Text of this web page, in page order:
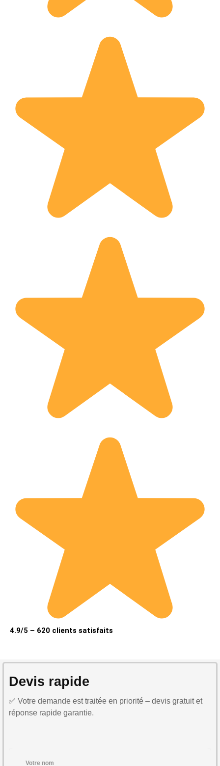
4.9/5 – 620 clients satisfaits
Devis rapide
✅ Votre demande est traitée en priorité – devis gratuit et
réponse rapide garantie.
Votre nom